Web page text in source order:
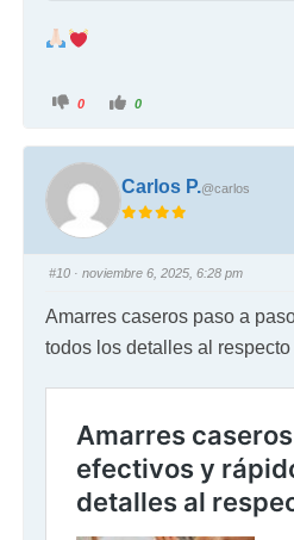
0 0
Carlos P.@carlos
#10 · noviembre 6, 2025, 6:28 pm
Amarres caseros paso a
todos los detalles al respecto